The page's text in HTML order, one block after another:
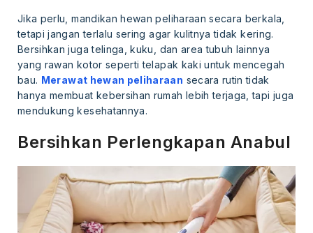
Jika perlu, mandikan hewan peliharaan secara berkala,
tetapi jangan terlalu sering agar kulitnya tidak kering.
Bersihkan juga telinga, kuku, dan area tubuh lainnya
yang rawan kotor seperti telapak kaki untuk mencegah
bau. Merawat hewan peliharaan secara rutin tidak
hanya membuat kebersihan rumah lebih terjaga, tapi juga
mendukung kesehatannya.
Bersihkan Perlengkapan Anabul